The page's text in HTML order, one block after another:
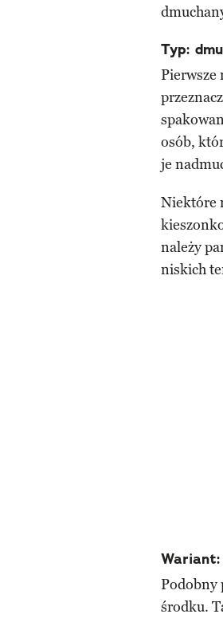
Typ:
Pierwsze
osób,
je
Niektóre
należy
niskich
Podobny
środku.